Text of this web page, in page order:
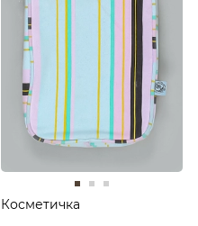
Косметичка